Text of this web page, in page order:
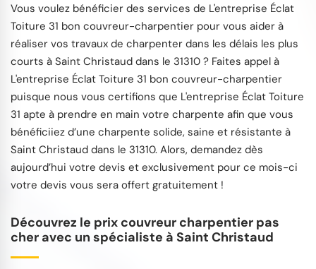
Vous voulez bénéficier des services de L'entreprise Éclat
Toiture 31 bon couvreur-charpentier pour vous aider à
réaliser vos travaux de charpenter dans les délais les plus
courts à Saint Christaud dans le 31310 ? Faites appel à
L'entreprise Éclat Toiture 31 bon couvreur-charpentier
puisque nous vous certifions que L'entreprise Éclat Toiture
31 apte à prendre en main votre charpente afin que vous
bénéficiiez d’une charpente solide, saine et résistante à
Saint Christaud dans le 31310. Alors, demandez dès
aujourd’hui votre devis et exclusivement pour ce mois-ci
votre devis vous sera offert gratuitement !
Découvrez le prix couvreur charpentier pas
cher avec un spécialiste à Saint Christaud